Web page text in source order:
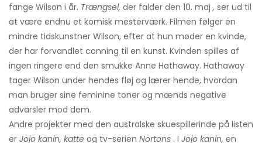
fange Wilson i år. Trængsel, der falder den 10. maj , ser ud til
at være endnu et komisk mesterværk. Filmen følger en
mindre tidskunstner Wilson, efter at hun møder en kvinde,
der har forvandlet conning til en kunst. Kvinden spilles af
ingen ringere end den smukke Anne Hathaway. Hathaway
tager Wilson under hendes fløj og lærer hende, hvordan
man bruger sine feminine toner og mænds negative
advarsler mod dem.
Andre projekter med den australske skuespillerinde på listen
er Jojo kanin, katte og tv-serien Nortons . I Jojo kanin, en